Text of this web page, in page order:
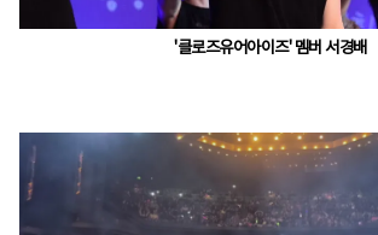
'클로즈유어아이즈' 멤버 서경배